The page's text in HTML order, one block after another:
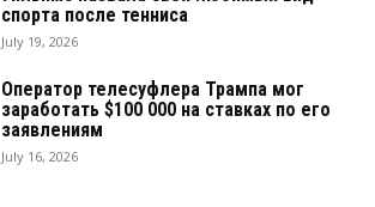
спорта после тенниса
July 19, 2026
Оператор телесуфлера Трампа мог
заработать $100 000 на ставках по его
заявлениям
July 16, 2026